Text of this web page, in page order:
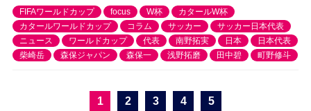
FIFAワールドカップ focus W杯
カタールW杯
カタールワールドカップ
コラム サッカー
サッカー日本代表
ニュース
ワールドカップ 代表 南野拓実 日本
日本代表
柴崎岳
森保ジャパン 森保一 浅野拓磨 田中碧 町野修斗
1 2 3 4 5